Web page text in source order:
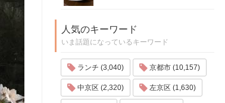
人気のキーワード
いま話題になっているキーワード
ランチ (3,040) 京都市 (10,157)
中京区 (2,320) 左京区 (1,630)